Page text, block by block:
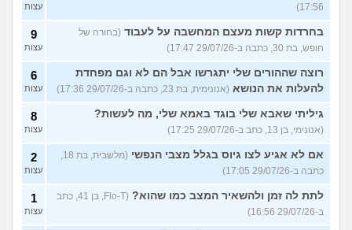
17:56) עצות
בחרדות קשות מעצם המחשבה על לעבוד (בחורה של
חופש, בת 30, כתבה ב-29/07/26 17:47)
9
עצות
רוצה שההורים שלי יתגרשו אבל הם לא וגם מפחדת
להעלות את הנושא (אנונימית, בת 23, כתבה ב-29/07/26 17:36)
6
עצות
גיליתי שאבא שלי בוגד באמא שלי, מה לעשות?
(אנונימי, בן 13, כתב ב-29/07/26 17:25)
8
עצות
אם לא אגיע לצו גיוס בגלל מצבי הנפשי
(מלשבית, בת 18,
כתבה ב-29/07/26 17:05)
2
עצות
לתת לה זמן ולהשאיר המצב כמו שהוא?
(Flo-T, בן 41, כתב
ב-29/07/26 16:56)
1
עצות